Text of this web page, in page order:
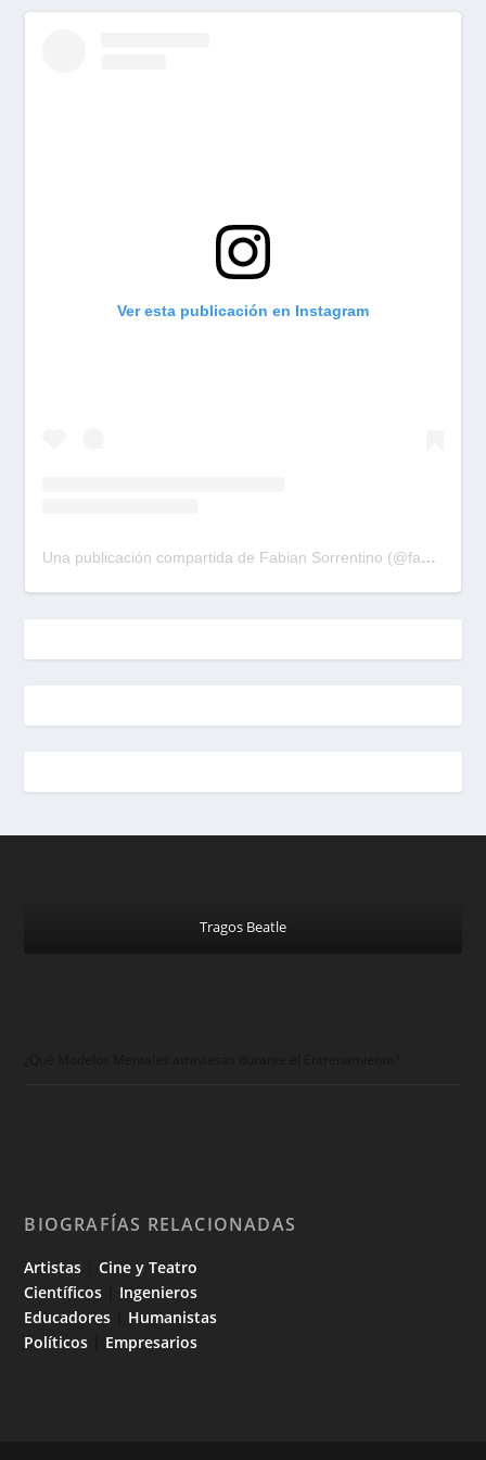
Ver esta publicación en Instagram
Una publicación compartida de Fabian Sorrentino (@fabiansonria)
Tragos Beatle
BIOGRAFÍAS RELACIONADAS
Artistas |Cine y Teatro
Científicos
Ingenieros
Educadores
Humanistas
Políticos
Empresarios